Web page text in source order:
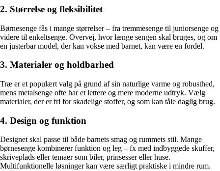
2. Størrelse og fleksibilitet
Børnesenge fås i mange størrelser – fra tremmesenge til juniorsenge og
videre til enkeltsenge. Overvej, hvor længe sengen skal bruges, og om
en justerbar model, der kan vokse med barnet, kan være en fordel.
3. Materialer og holdbarhed
Træ er et populært valg på grund af sin naturlige varme og robusthed,
mens metalsenge ofte har et lettere og mere moderne udtryk. Vælg
materialer, der er fri for skadelige stoffer, og som kan tåle daglig brug.
4. Design og funktion
Designet skal passe til både barnets smag og rummets stil. Mange
børnesenge kombinerer funktion og leg – fx med indbyggede skuffer,
skriveplads eller temaer som biler, prinsesser eller huse.
Multifunktionelle løsninger kan være særligt praktiske i mindre rum.